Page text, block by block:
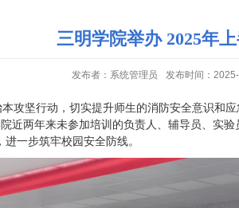
三明学院举办 2025年
发布者：系统管理员 发布时间：
攻坚行动，切实提升师生的消防安全意识和应
近两年来未参加培训的负责人、辅导员、实
一步筑牢校园安全防线。